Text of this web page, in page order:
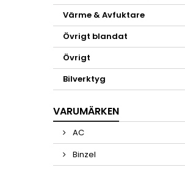
Värme & Avfuktare
Övrigt blandat
Övrigt
Bilverktyg
VARUMÄRKEN
AC
Binzel